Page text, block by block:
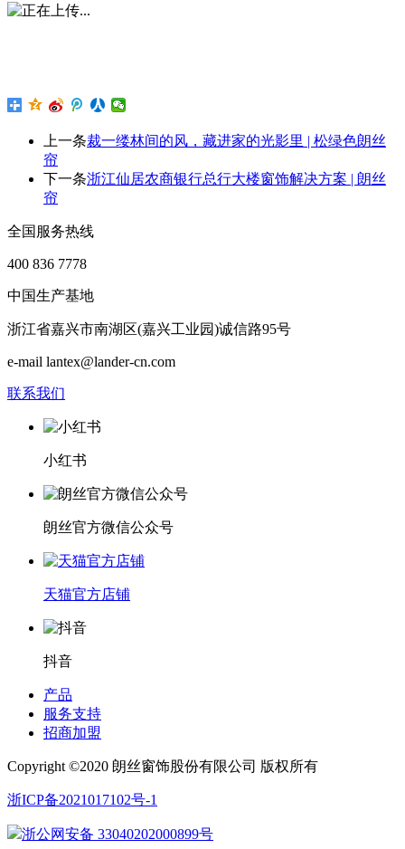
上一条裁一缕林间的风，藏进家的光影里 | 松绿色朗丝
帘
下一条浙江仙居农商银行总行大楼窗饰解决方案 | 朗丝
帘
全国服务热线
400 836 7778
中国生产基地
浙江省嘉兴市南湖区(嘉兴工业园)诚信路95号
e-mail lantex@lander-cn.com
联系我们
小红书
朗丝官方微信公众号
天猫官方店铺
抖音
产品
服务支持
招商加盟
Copyright ©2020 朗丝窗饰股份有限公司 版权所有
浙ICP备2021017102号-1
浙公网安备 33040202000899号